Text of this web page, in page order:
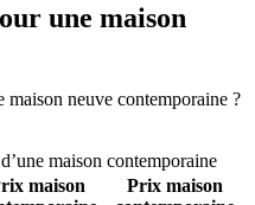
une maison
neuve contemporaine ?
maison contemporaine
maison
Prix maison